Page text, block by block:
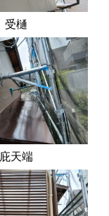
受樋
庇天端